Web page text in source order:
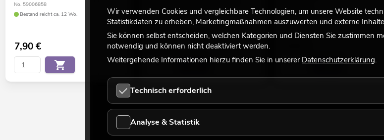
No. 59006858
Bestand reicht ca. 12 Wo.
7,90€
Überkopfmontage
No. 58010341
Bestand reicht ca. 12 Wo.
5,50€
Bestand reicht ca. 12 Wo.
Wir verwenden Cookies und vergleichbare Technologien, um unsere Website
Statistikdaten zu erheben, Marketingmaßnahmen auszuwerten und externe
Sie können selbst entscheiden, welchen Kategorien und Diensten Sie zustimmen
notwendig und können nicht deaktiviert werden.
Weitergehende Informationen hierzu finden Sie in unserer Datenschutzerklärung.
Technisch erforderlich
Analyse & Statistik